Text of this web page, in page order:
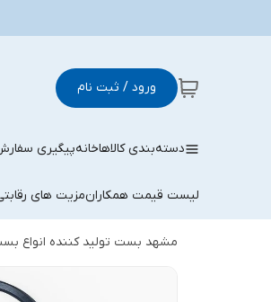
ورود / ثبت نام
دسته‌بندی کالاهاخانهپیگیری
لیست قیمت همکارانمزیت های
مشهد بست تولید کننده انواع